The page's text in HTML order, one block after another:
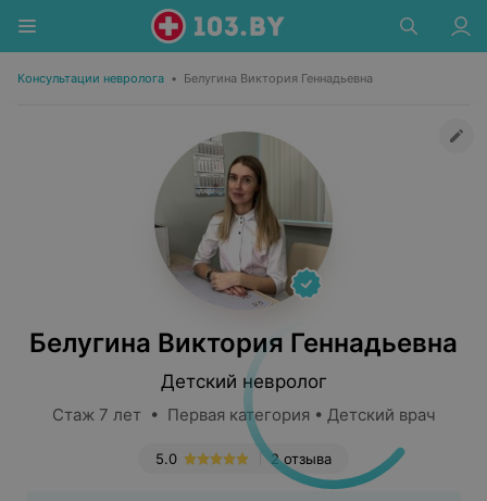
Консультации невролога • Белугина Виктория Геннадьевна
Белугина Виктория Геннадьевна
Детский невролог
Стаж 7 лет • Первая категория • Детский врач
2 отзыва
5.0